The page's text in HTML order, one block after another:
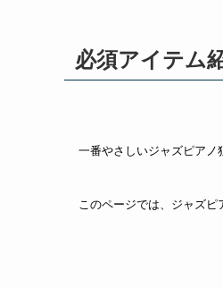
必須アイテム
一番やさしいジャズピアノ
このページでは、ジャズピ